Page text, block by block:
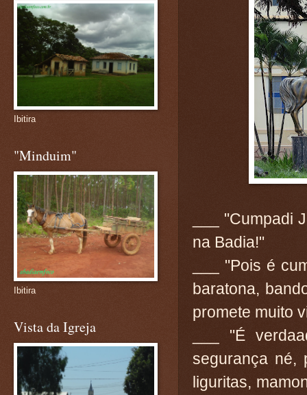
___ "Cumpadi
na Badia!"
___ "Pois é
baratona,
promete muito
___ "É
segurança né,
liguritas,
Ibitira
"Minduim"
Ibitira
Vista da Igreja